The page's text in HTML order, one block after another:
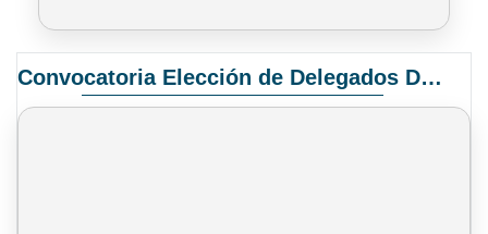
Convocatoria Elección de Delegados Docentes para el XIV Congreso Nacional de Universidades